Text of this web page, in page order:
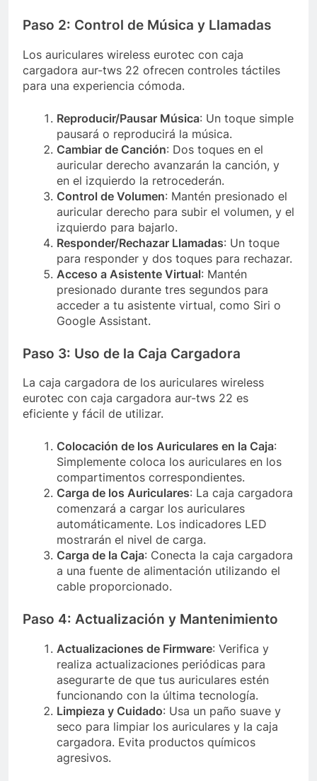
Paso 2: Control de Música y Llamadas
Los auriculares wireless eurotec con caja
cargadora aur-tws 22 ofrecen controles táctiles
para una experiencia cómoda.
Reproducir/Pausar Música: Un toque simple
pausará o reproducirá la música.
Cambiar de Canción: Dos toques en el
auricular derecho avanzarán la canción, y
en el izquierdo la retrocederán.
Control de Volumen: Mantén presionado el
auricular derecho para subir el volumen, y el
izquierdo para bajarlo.
Responder/Rechazar Llamadas: Un toque
para responder y dos toques para rechazar.
Acceso a Asistente Virtual: Mantén
presionado durante tres segundos para
acceder a tu asistente virtual, como Siri o
Google Assistant.
Paso 3: Uso de la Caja Cargadora
La caja cargadora de los auriculares wireless
eurotec con caja cargadora aur-tws 22 es
eficiente y fácil de utilizar.
Colocación de los Auriculares en la Caja:
Simplemente coloca los auriculares en los
compartimentos correspondientes.
Carga de los Auriculares: La caja cargadora
comenzará a cargar los auriculares
automáticamente. Los indicadores LED
mostrarán el nivel de carga.
Carga de la Caja: Conecta la caja cargadora
a una fuente de alimentación utilizando el
cable proporcionado.
Paso 4: Actualización y Mantenimiento
Actualizaciones de Firmware: Verifica y
realiza actualizaciones periódicas para
asegurarte de que tus auriculares estén
funcionando con la última tecnología.
Limpieza y Cuidado: Usa un paño suave y
seco para limpiar los auriculares y la caja
cargadora. Evita productos químicos
agresivos.